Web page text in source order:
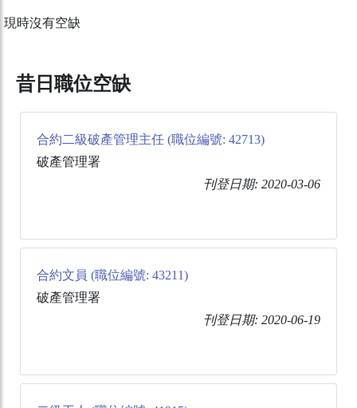
現時沒有空缺
昔日職位空缺
合約二級破產管理主任 (職位編號: 42713)
破產管理署
刊登日期: 2020-03-06
合約文員 (職位編號: 43211)
破產管理署
刊登日期: 2020-06-19